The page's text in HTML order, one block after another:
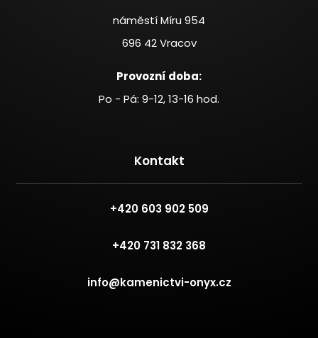
náměstí Míru 954
696 42 Vracov
Provozní doba:
Po - Pá: 9-12, 13-16 hod.
Kontakt
+420 603 902 509
+420 731 832 368
info@kamenictvi-onyx.cz